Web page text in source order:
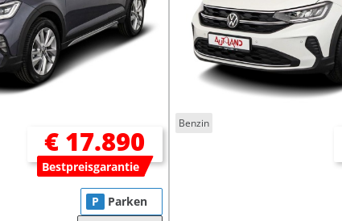
€ 17.890
Bestpreisgarantie
P Parken
Benzin